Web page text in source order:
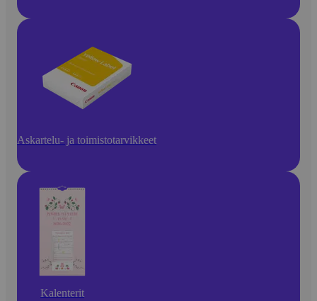
Askartelu- ja toimistotarvikkeet
Kalenterit